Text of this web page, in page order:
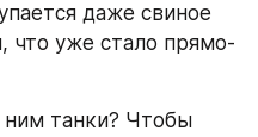
даже свиное
что уже стало прямо-
ним танки? Чтобы